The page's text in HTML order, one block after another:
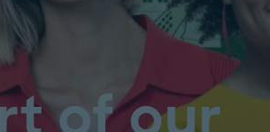
of our